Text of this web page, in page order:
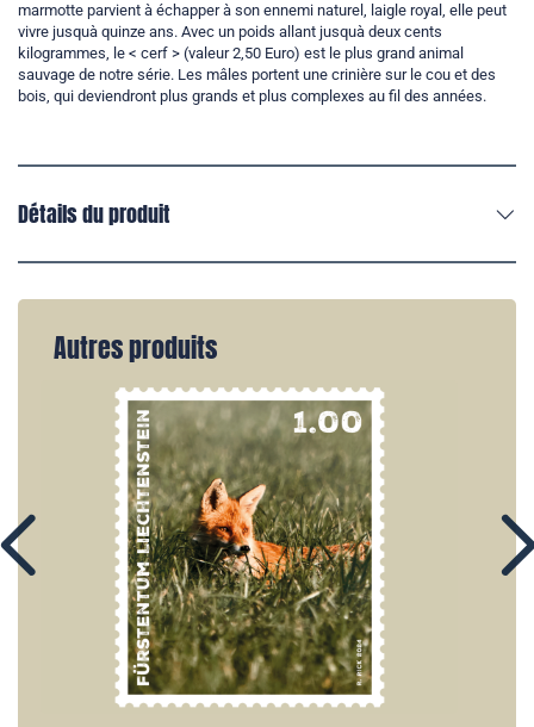
marmotte parvient à échapper à son ennemi naturel, laigle royal, elle peut
vivre jusquà quinze ans. Avec un poids allant jusquà deux cents
kilogrammes, le < cerf > (valeur 2,50 Euro) est le plus grand animal
sauvage de notre série. Les mâles portent une crinière sur le cou et des
bois, qui deviendront plus grands et plus complexes au fil des années.
Détails du produit
Autres produits